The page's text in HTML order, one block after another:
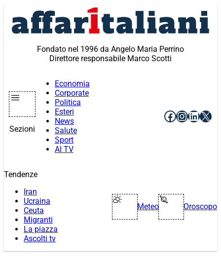
contenuto
Fondato nel 1996 da Angelo Maria Perrino
Direttore responsabile Marco Scotti
Sezioni
Economia
Corporate
Politica
Esteri
News
Salute
Sport
AI TV
Facebook
X
Tendenze
Iran
Ucraina
Ceuta
Migranti
La piazza
Ascolti tv
Meteo Oroscopo